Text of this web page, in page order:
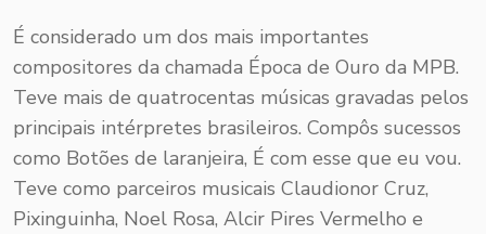
É considerado um dos mais importantes
compositores da chamada Época de Ouro da MPB.
Teve mais de quatrocentas músicas gravadas pelos
principais intérpretes brasileiros. Compôs sucessos
como Botões de laranjeira, É com esse que eu vou.
Teve como parceiros musicais Claudionor Cruz,
Pixinguinha, Noel Rosa, Alcir Pires Vermelho e